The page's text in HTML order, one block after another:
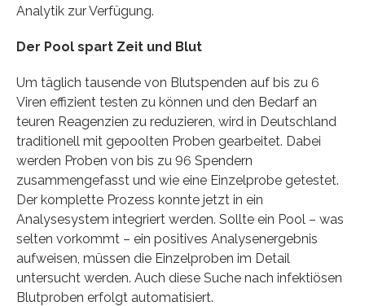
Analytik zur Verfügung.
Der Pool spart Zeit und Blut
Um täglich tausende von Blutspenden auf bis zu 6
Viren effizient testen zu können und den Bedarf an
teuren Reagenzien zu reduzieren, wird in Deutschland
traditionell mit gepoolten Proben gearbeitet. Dabei
werden Proben von bis zu 96 Spendern
zusammengefasst und wie eine Einzelprobe getestet.
Der komplette Prozess konnte jetzt in ein
Analysesystem integriert werden. Sollte ein Pool – was
selten vorkommt – ein positives Analysenergebnis
aufweisen, müssen die Einzelproben im Detail
untersucht werden. Auch diese Suche nach infektiösen
Blutproben erfolgt automatisiert.